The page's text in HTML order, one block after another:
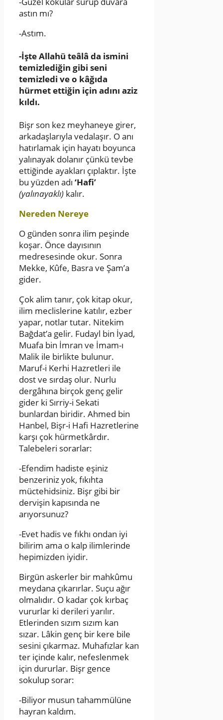
astın mı?
-Astım.
-İşte Allahü teâlâ da ismini
temizlediğin gibi seni
temizledi ve o kâğıda
hürmet ettiğin için adını aziz
kıldı.
Bişr son kez meyhaneye girer,
arkadaşlarıyla vedalaşır. O anı
hatırlamak için hayatı boyunca
yalınayak dolanır çünkü tevbe
ettiğinde ayakları çıplaktır. İşte
bu yüzden adı ‘Hafi’
(yalınayaklı) kalır.
Nereden Nereye
O günden sonra ilim peşinde
koşar. Önce dayısının
medresesinde okur. Sonra
Mekke, Kûfe, Basra ve Şam’a
gider.
Çok alim tanır, çok kitap okur,
ilim meclislerine katılır, ezber
yapar, notlar tutar. Nitekim
Bağdat’a gelir. Fudayl bin İyad,
Muafa bin İmran ve İmam-ı
Malik ile birlikte bulunur.
Maruf-i Kerhi Hazretleri ile
dost ve sırdaş olur. Nurlu
dergâhına birçok genç gelir
gider ki Sırriy-i Sekati
bunlardan biridir. Ahmed bin
Hanbel, Bişr-i Hafi Hazretlerine
karşı çok hürmetkârdır.
Talebeleri sorarlar:
-Efendim hadiste eşiniz
benzeriniz yok, fıkıhta
müctehidsiniz. Bişr gibi bir
dervişin kapısında ne
arıyorsunuz?
-Evet hadis ve fıkhı ondan iyi
bilirim ama o kalp ilimlerinde
hepimizden iyidir.
Birgün askerler bir mahkûmu
meydana çıkarırlar. Suçu ağır
olmalıdır. O kadar çok kırbaç
vururlar ki derileri yarılır.
Etlerinden sızım sızım kan
sızar. Lâkin genç bir kere bile
sesini çıkarmaz. Muhafızlar kan
ter içinde kalır, nefeslenmek
için dururlar. Bişr gence
sokulup sorar:
-Biliyor musun tahammülüne
hayran kaldım.